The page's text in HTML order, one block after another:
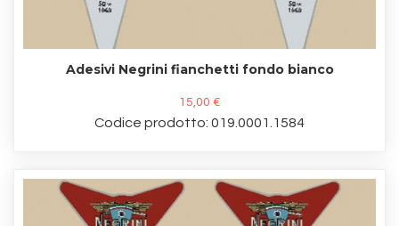
Adesivi Negrini fianchetti fondo bianco
15,00 €
Codice prodotto: 019.0001.1584